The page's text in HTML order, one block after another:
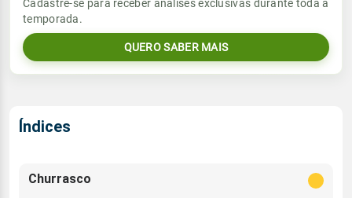
Umidade do ar
89% 97%
Rajada de vento
Sol
07:11h às 18:04h
Lua
13.1mm
Umidade do ar
SE - 13km/h
Rajada de vento
Sol
Cadastre-se para receber análises exclusivas durante toda a
temporada.
QUERO SABER MAIS
Índices
Churrasco